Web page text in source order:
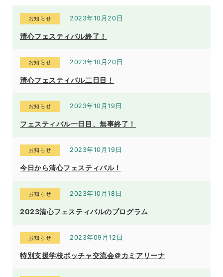
置：
お知らせ 2023年10月20日
清心フェスティバル終了！
お知らせ 2023年10月20日
清心フェスティバル二日目！
お知らせ 2023年10月19日
フェスティバル一日目、無事終了！
お知らせ 2023年10月19日
今日から清心フェスティバル！
お知らせ 2023年10月18日
2023清心フェスティバルのプログラム
お知らせ 2023年09月12日
特別支援学校ボッチャ交流会＠カミアリーナ